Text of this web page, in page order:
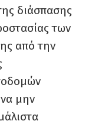
διάσπασης
των
από την
να μην